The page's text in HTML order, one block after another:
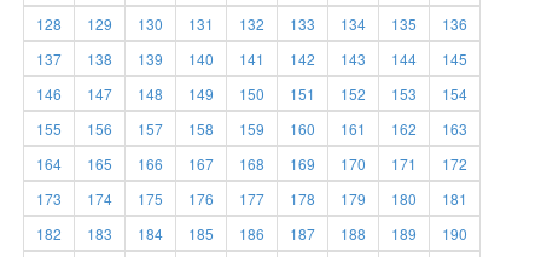
128
129 130 131 132 133 134 135
136
137
138 139 140 141 142 143 144
145
146
147 148 149 150 151 152 153
154
155
156 157 158 159 160 161 162
163
164
165 166 167 168 169 170 171
172
173
174 175 176 177 178 179 180
181
182
183 184 185 186 187 188 189
190